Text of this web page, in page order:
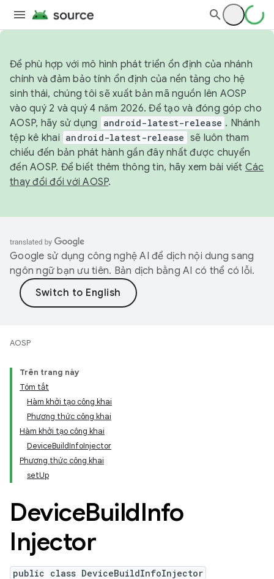
Để phù hợp với mô hình phát triển ổn định của nhánh
chính và đảm bảo tính ổn định của nền tảng cho hệ
sinh thái, chúng tôi sẽ xuất bản mã nguồn lên AOSP
vào quý 2 và quý 4 năm 2026. Để tạo và đóng góp cho
AOSP, hãy sử dụng
android-latest-release . Nhánh
tệp kê khai android-latest-release sẽ luôn tham
chiếu đến bản phát hành gần đây nhất được chuyển
đến AOSP. Để biết thêm thông tin, hãy xem bài viết Các
thay đổi đối với AOSP.
Google sử dụng công nghệ AI để dịch nội dung sang
ngôn ngữ bạn ưu tiên. Bản dịch bằng AI có thể có lỗi.
AOSP
Trên trang này
Tóm tắt
Hàm khởi tạo công khai
Phương thức công khai
Hàm khởi tạo công khai
DeviceBuildInfoInjector
Phương thức công khai
setUp
DeviceBuildInfo
Injector
public class DeviceBuildInfoInjector